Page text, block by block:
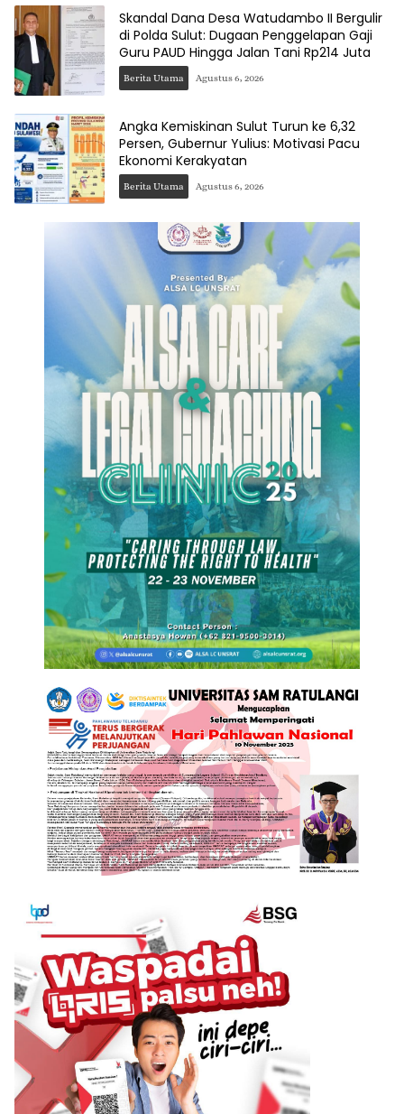
Skandal Dana Desa Watudambo II Bergulir
di Polda Sulut: Dugaan Penggelapan Gaji
Guru PAUD Hingga Jalan Tani Rp214 Juta
Berita Utama Agustus 6, 2026
Angka Kemiskinan Sulut Turun ke 6,32
Persen, Gubernur Yulius: Motivasi Pacu
Ekonomi Kerakyatan
Berita Utama Agustus 6, 2026